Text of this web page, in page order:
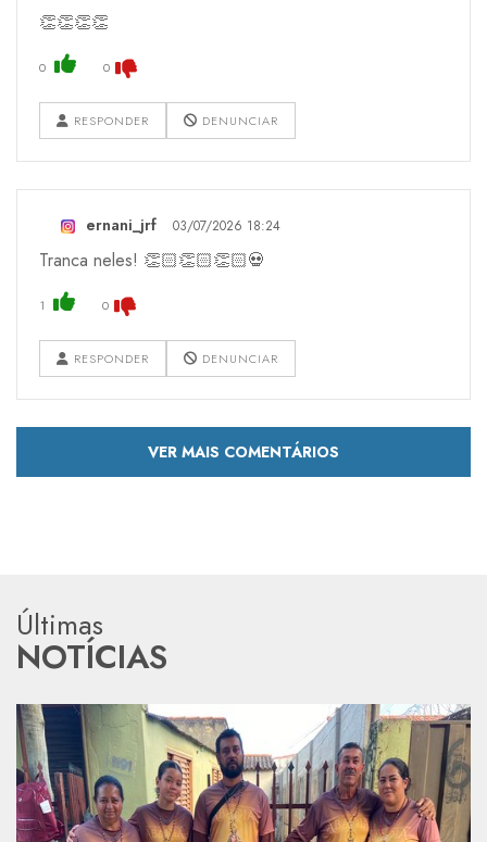
👏👏👏👏
0 0
RESPONDER DENUNCIAR
ernani_jrf 03/07/2026 18:24
Tranca neles! 👏🏻👏🏻👏🏻💀
1 0
RESPONDER DENUNCIAR
VER MAIS COMENTÁRIOS
Últimas
NOTÍCIAS